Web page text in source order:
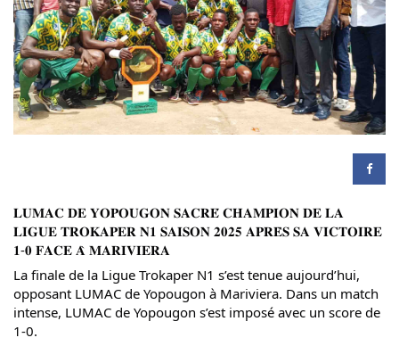
𝐋𝐔𝐌𝐀𝐂 𝐃𝐄 𝐘𝐎𝐏𝐎𝐔𝐆𝐎𝐍 𝐒𝐀𝐂𝐑𝐄́ 𝐂𝐇𝐀𝐌𝐏𝐈𝐎𝐍 𝐃𝐄 𝐋𝐀
𝐋𝐈𝐆𝐔𝐄 𝐓𝐑𝐎𝐊𝐀𝐏𝐄𝐑 𝐍𝟏 𝐒𝐀𝐈𝐒𝐎𝐍 𝟐𝟎𝟐𝟓 𝐀𝐏𝐑𝐄̀𝐒 𝐒𝐀 𝐕𝐈𝐂𝐓𝐎𝐈𝐑𝐄
𝟏-𝟎 𝐅𝐀𝐂𝐄 𝐀̀ 𝐌𝐀𝐑𝐈𝐕𝐈𝐄𝐑𝐀
La finale de la Ligue Trokaper N1 s’est tenue aujourd’hui,
opposant LUMAC de Yopougon à Mariviera. Dans un match
intense, LUMAC de Yopougon s’est imposé avec un score de
1-0.